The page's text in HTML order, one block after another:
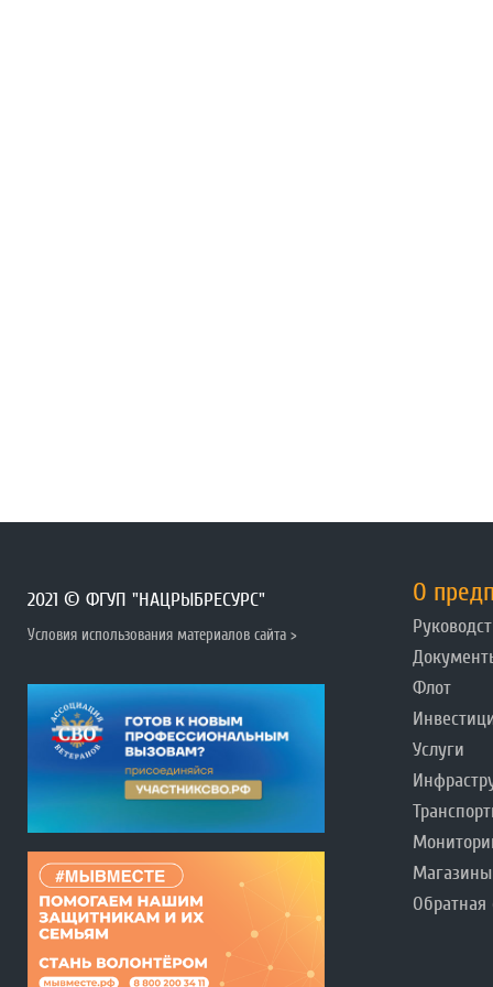
2021 © ФГУП "НАЦРЫБРЕСУРС"
Условия использования материалов сайта >
О
Флот
Услуги
Магазины
Обратная